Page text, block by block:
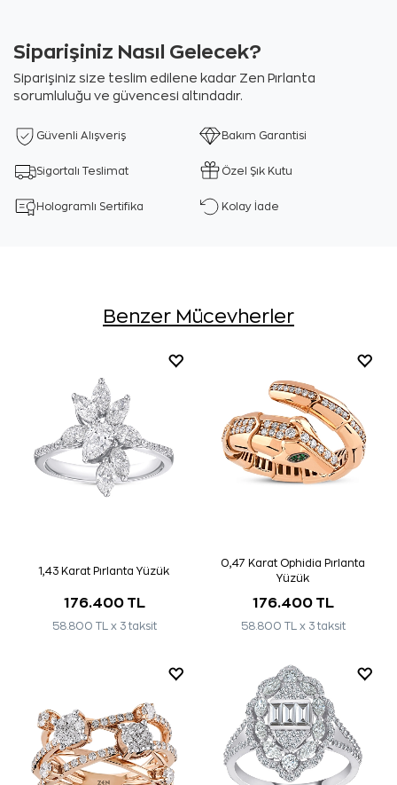
Siparişiniz Nasıl Gelecek?
Siparişiniz size teslim edilene kadar Zen Pırlanta
sorumluluğu ve güvencesi altındadır.
Güvenli Alışveriş Bakım Garantisi
Sigortalı Teslimat Özel Şık Kutu
Hologramlı Sertifika Kolay İade
Benzer Mücevherler
1,43 Karat Pırlanta Yüzük
176.400 TL
58.800 TL x 3 taksit
0,47 Karat Ophidia Pırlanta
Yüzük
176.400 TL
58.800 TL x 3 taksit